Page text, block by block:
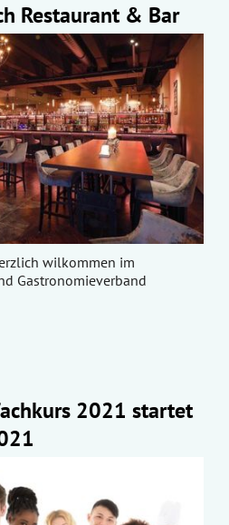
Restaurant & Bar
wilkommen im
Gastronomieverband
2021 startet